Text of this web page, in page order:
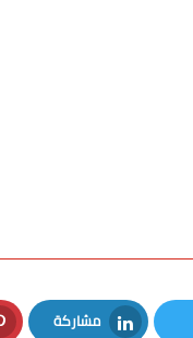
مشاركة